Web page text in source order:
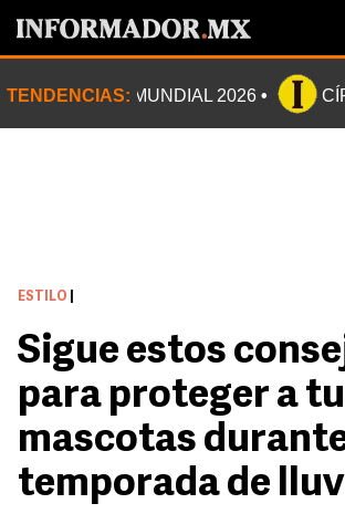
TENDENCIAS: MUNDIAL 2026
ESTILO
Sigue estos
para proteger a
mascotas
temporada de